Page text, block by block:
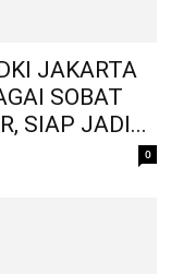
JAKARTA
SOBAT
SIAP JADI...
0